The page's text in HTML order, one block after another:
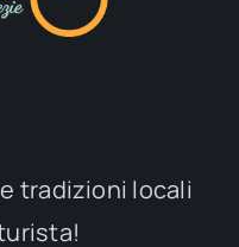
tradizioni locali